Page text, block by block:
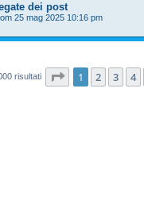
dei post
25 mag 2025 10:16 pm
risultati Pagina di 20
1 2 3 4